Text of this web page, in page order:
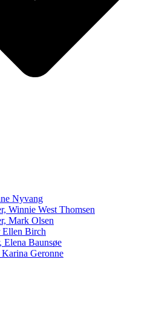
Nyvang
Winnie West Thomsen
Mark Olsen
Ellen Birch
Elena Baunsøe
Geronne